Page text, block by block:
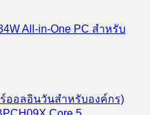
ร์ออลอินวันสำหรับองค์กร)